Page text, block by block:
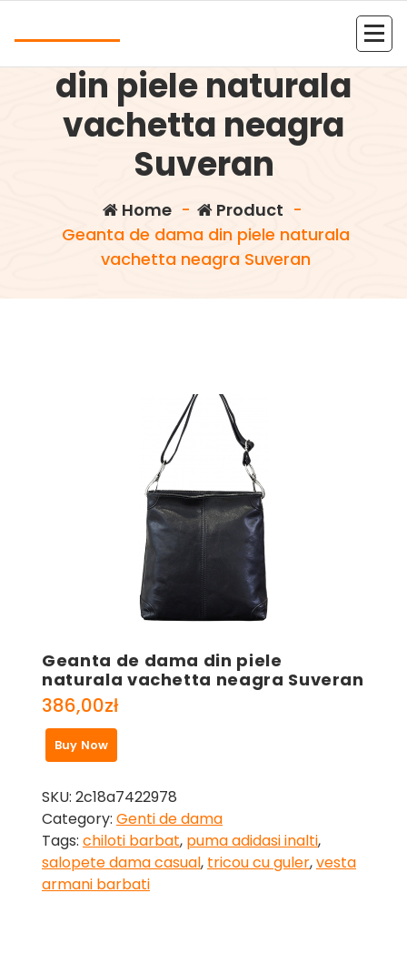
Geanta de dama
din piele naturala
vachetta neagra
Suveran
Home- Product -
Geanta de dama din piele naturala
vachetta neagra Suveran
Geanta de dama din piele
naturala vachetta neagra Suveran
386,00zł
Buy Now
SKU: 2c18a7422978
Category: Genti de dama
Tags: chiloti barbat, puma adidasi inalti,
salopete dama casual, tricou cu guler,vesta
armani barbati